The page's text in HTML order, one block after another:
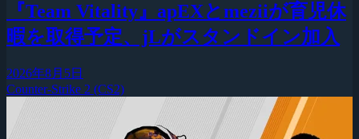
『Team Vitality』apEXとmeziiが育児休
暇を取得予定、jLがスタンドイン加入
2026年8月5日
Counter-Strike 2 (CS2)